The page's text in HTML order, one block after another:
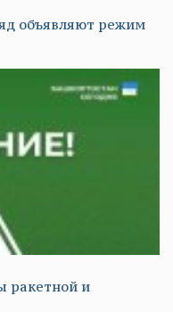
объявляют режим
ракетной и